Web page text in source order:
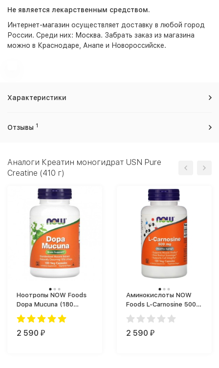
Не является лекарственным средством.
Интернет-магазин осуществляет доставку в любой город
России. Среди них: Москва. Забрать заказ из магазина
можно в Краснодаре, Анапе и Новороссийске.
Характеристики
Отзывы 1
Аналоги Креатин моногидрат USN Pure
Creatine (410 г)
Ноотропы NOW Foods
Dopa Mucuna (180
капс.)
2 590 ₽
Аминокислоты NOW
Foods L-Carnosine 500
mg (50 капс.)
2 590 ₽